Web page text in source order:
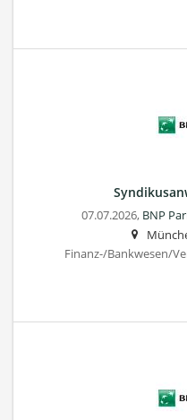
07.07.2026, BNP
Finanz-/Bankwesen/